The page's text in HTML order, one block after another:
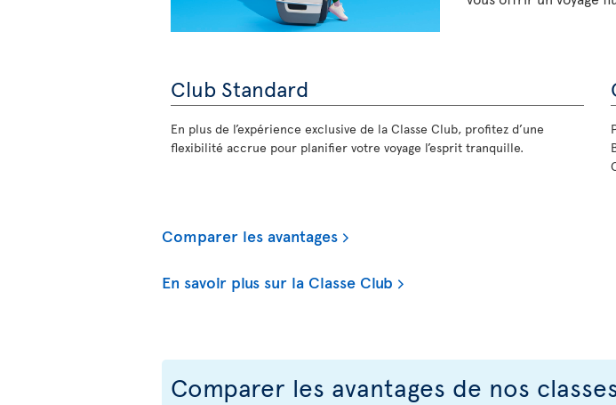
Club Standard
En plus de l’expérience exclusive de la Classe Club, profitez d’une
flexibilité accrue pour planifier votre voyage l’esprit tranquille.
Comparer les avantages
En savoir plus sur la Classe Club
Comparer les avantages de nos